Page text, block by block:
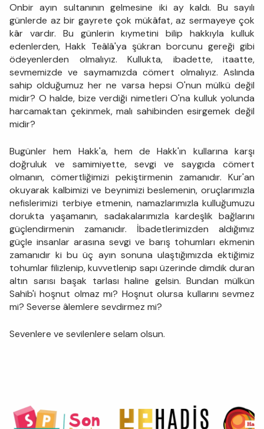
Onbir ayın sultanının gelmesine iki ay kaldı. Bu sayılı
günlerde az bir gayrete çok mükâfat, az sermayeye çok
kâr vardır. Bu günlerin kıymetini bilip hakkıyla kulluk
edenlerden, Hakk Teâlâ'ya şükran borcunu gereği gibi
ödeyenlerden olmalıyız. Kullukta, ibadette, itaatte,
sevmemizde ve saymamızda cömert olmalıyız. Aslında
sahip olduğumuz her ne varsa hepsi O'nun mülkü değil
midir? O halde, bize verdiği nimetleri O'na kulluk yolunda
harcamaktan çekinmek, malı sahibinden esirgemek değil
midir?
Bugünler hem Hakk'a, hem de Hakk'ın kullarına karşı
doğruluk ve samimiyette, sevgi ve saygıda cömert
olmanın, cömertliğimizi pekiştirmenin zamanıdır. Kur'an
okuyarak kalbimizi ve beynimizi beslemenin, oruçlarımızla
nefislerimizi terbiye etmenin, namazlarımızla kulluğumuzu
dorukta yaşamanın, sadakalarımızla kardeşlik bağlarını
güçlendirmenin zamanıdır. İbadetlerimizden aldığımız
güçle insanlar arasına sevgi ve barış tohumları ekmenin
zamanıdır ki bu üç ayın sonuna ulaştığımızda ektiğimiz
tohumlar filizlenip, kuvvetlenip sapı üzerinde dimdik duran
altın sarısı başak tarlası haline gelsin. Bundan mülkün
Sahib'i hoşnut olmaz mı? Hoşnut olursa kullarını sevmez
mi? Severse âlemlere sevdirmez mi?
Sevenlere ve sevilenlere selam olsun.